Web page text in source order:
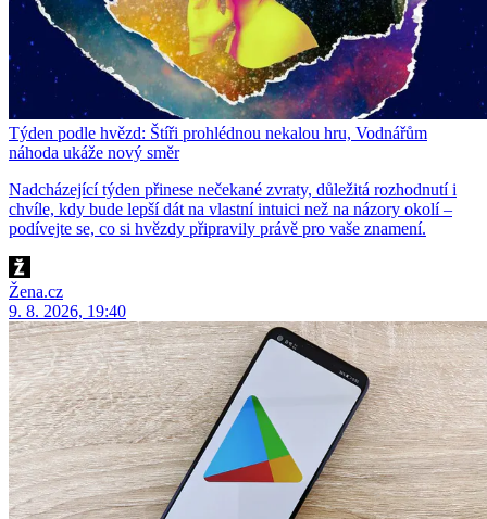
Týden podle hvězd: Štíři prohlédnou nekalou hru, Vodnářům
náhoda ukáže nový směr
Nadcházející týden přinese nečekané zvraty, důležitá rozhodnutí i
chvíle, kdy bude lepší dát na vlastní intuici než na názory okolí –
podívejte se, co si hvězdy připravily právě pro vaše znamení.
Žena.cz
9. 8. 2026, 19:40